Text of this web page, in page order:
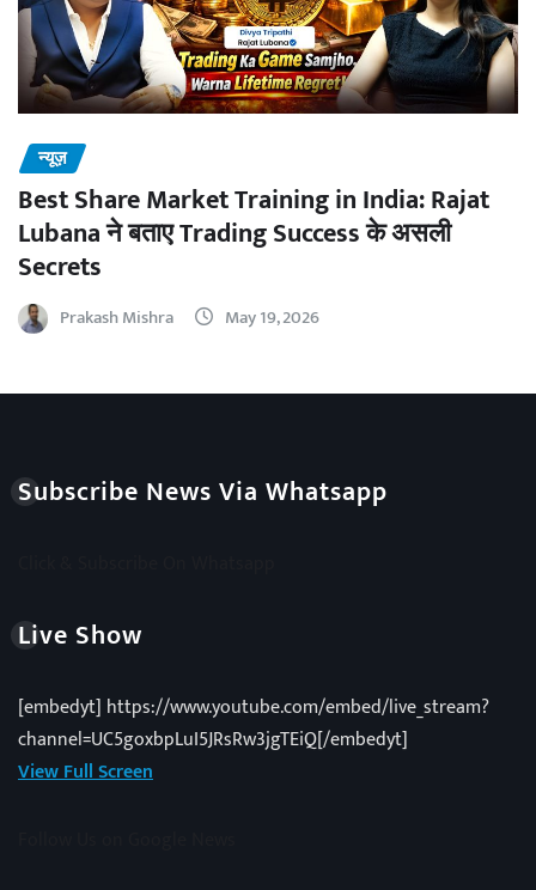
न्यूज़
Best Share Market Training in India: Rajat
Lubana ने बताए Trading Success के असली
Secrets
Prakash Mishra May 19, 2026
Subscribe News Via Whatsapp
Live Show
[embedyt] https://www.youtube.com/embed/live_stream?
channel=UC5goxbpLuI5JRsRw3jgTEiQ[/embedyt]
View Full Screen